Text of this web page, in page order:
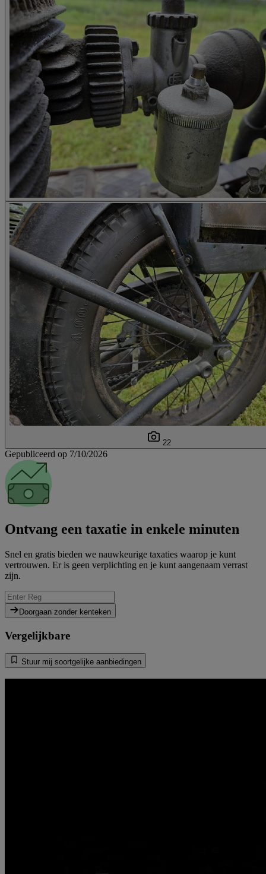
22
Gepubliceerd op 7/10/2026
Ontvang een taxatie in enkele minuten
Snel en gratis bieden we nauwkeurige taxaties waarop je kunt
vertrouwen. Er is geen verplichting en je kunt aangenaam verrast
zijn.
Doorgaan zonder kenteken
Vergelijkbare
Stuur mij soortgelijke aanbiedingen